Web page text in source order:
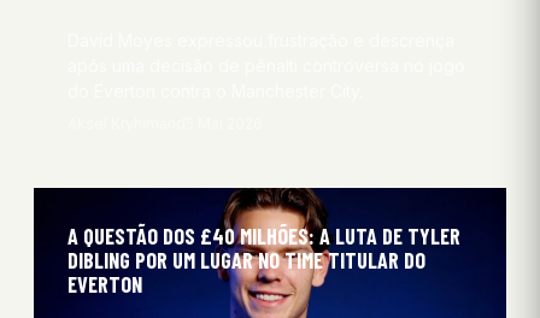
A QUESTÃO DOS £40 MILHÕES: A LUTA DE TYLER
DIBLING POR UM LUGAR NO TIME TITULAR DO
EVERTON